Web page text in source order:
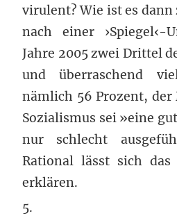
virulent? Wie ist es dann
nach einer ›Spiegel‹-
Jahre 2005 zwei Drittel
und überraschend
nämlich 56 Prozent,
Sozialismus sei »eine
nur schlecht
Rational lässt sich
erklären.
5.